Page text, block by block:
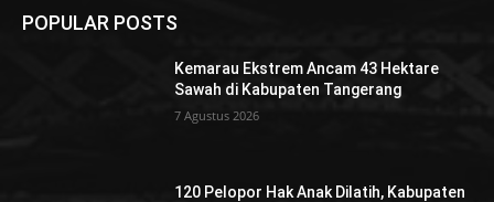
POPULAR POSTS
Kemarau Ekstrem Ancam 43 Hektare
Sawah di Kabupaten Tangerang
7 Agustus 2026
120 Pelopor Hak Anak Dilatih, Kabupaten